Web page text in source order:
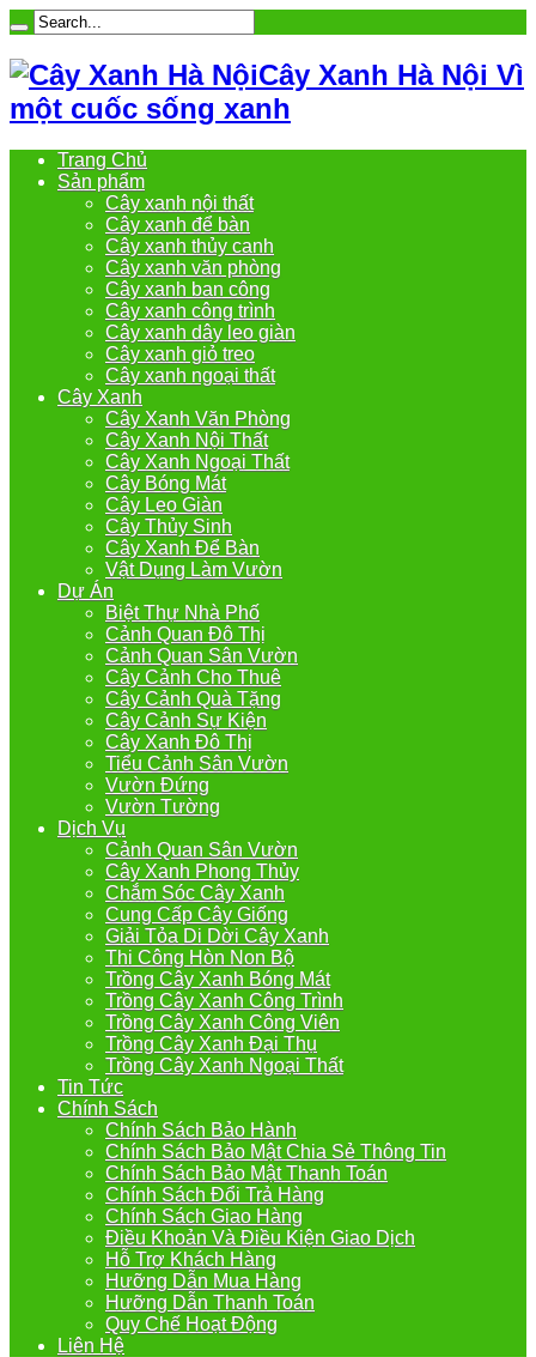
Cây Xanh Hà Nội Vì
một cuốc sống xanh
Trang Chủ
Sản phẩm
Cây xanh nội thất
Cây xanh để bàn
Cây xanh thủy canh
Cây xanh văn phòng
Cây xanh ban công
Cây xanh công trình
Cây xanh dây leo giàn
Cây xanh giỏ treo
Cây xanh ngoại thất
Cây Xanh
Cây Xanh Văn Phòng
Cây Xanh Nội Thất
Cây Xanh Ngoại Thất
Cây Bóng Mát
Cây Leo Giàn
Cây Thủy Sinh
Cây Xanh Để Bàn
Vật Dụng Làm Vườn
Dự Án
Biệt Thự Nhà Phố
Cảnh Quan Đô Thị
Cảnh Quan Sân Vườn
Cây Cảnh Cho Thuê
Cây Cảnh Quà Tặng
Cây Cảnh Sự Kiện
Cây Xanh Đô Thị
Tiểu Cảnh Sân Vườn
Vườn Đứng
Vườn Tường
Dịch Vụ
Cảnh Quan Sân Vườn
Cây Xanh Phong Thủy
Chắm Sóc Cây Xanh
Cung Cấp Cây Giống
Giải Tỏa Di Dời Cây Xanh
Thi Công Hòn Non Bộ
Trồng Cây Xanh Bóng Mát
Trồng Cây Xanh Công Trình
Trồng Cây Xanh Công Viên
Trồng Cây Xanh Đại Thụ
Trồng Cây Xanh Ngoại Thất
Tin Tức
Chính Sách
Chính Sách Bảo Hành
Chính Sách Bảo Mật Chia Sẻ Thông Tin
Chính Sách Bảo Mật Thanh Toán
Chính Sách Đổi Trả Hàng
Chính Sách Giao Hàng
Điều Khoản Và Điều Kiện Giao Dịch
Hỗ Trợ Khách Hàng
Hưỡng Dẫn Mua Hàng
Hưỡng Dẫn Thanh Toán
Quy Chế Hoạt Động
Liên Hệ